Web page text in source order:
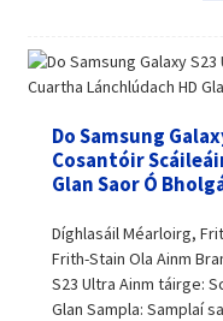
Do Samsung
Cosantóir
Glan Saor Ó
Díghlasáil Méarloirg,
Frith-Stain Ola Ainm
S23 Ultra Ainm táirge:
Glan Sampla: Samplaí